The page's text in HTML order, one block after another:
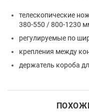
телескопические
380-550 / 800-1230
регулируемые по
крепления между
держатель короба